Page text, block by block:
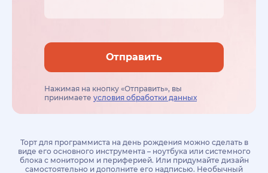
Отправить
Нажимая на кнопку «Отправить», вы
принимаете условия обработки данных
Торт для программиста на день рождения можно сделать в
виде его основного инструмента – ноутбука или системного
блока с монитором и периферией. Или придумайте дизайн
самостоятельно и дополните его надписью. Необычный